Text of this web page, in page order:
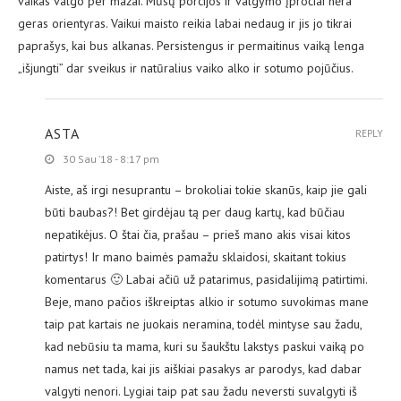
geras orientyras. Vaikui maisto reikia labai nedaug ir jis jo tikrai
paprašys, kai bus alkanas. Persistengus ir permaitinus vaiką lenga
„išjungti” dar sveikus ir natūralius vaiko alko ir sotumo pojūčius.
ASTA
30 Sau ’18 - 8:17 pm
Aiste, aš irgi nesuprantu – brokoliai tokie skanūs, kaip jie gali
būti baubas?! Bet girdėjau tą per daug kartų, kad būčiau
nepatikėjus. O štai čia, prašau – prieš mano akis visai kitos
patirtys! Ir mano baimės pamažu sklaidosi, skaitant tokius
komentarus 🙂 Labai ačiū už patarimus, pasidalijimą patirtimi.
Beje, mano pačios iškreiptas alkio ir sotumo suvokimas mane
taip pat kartais ne juokais neramina, todėl mintyse sau žadu,
kad nebūsiu ta mama, kuri su šaukštu lakstys paskui vaiką po
namus net tada, kai jis aiškiai pasakys ar parodys, kad dabar
valgyti nenori. Lygiai taip pat sau žadu neversti suvalgyti iš
REPLY